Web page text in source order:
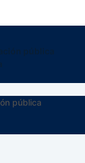
pública